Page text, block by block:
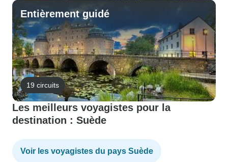
Entièrement guidé
19 circuits
Les meilleurs voyagistes pour la
destination : Suède
Voir les voyagistes du pays Suède